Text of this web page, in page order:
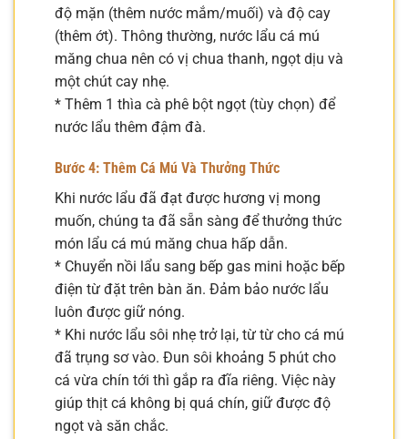
độ mặn (thêm nước mắm/muối) và độ cay
(thêm ớt). Thông thường, nước lẩu cá mú
măng chua nên có vị chua thanh, ngọt dịu và
một chút cay nhẹ.
* Thêm 1 thìa cà phê bột ngọt (tùy chọn) để
nước lẩu thêm đậm đà.
Bước 4: Thêm Cá Mú Và Thưởng Thức
Khi nước lẩu đã đạt được hương vị mong
muốn, chúng ta đã sẵn sàng để thưởng thức
món lẩu cá mú măng chua hấp dẫn.
* Chuyển nồi lẩu sang bếp gas mini hoặc bếp
điện từ đặt trên bàn ăn. Đảm bảo nước lẩu
luôn được giữ nóng.
* Khi nước lẩu sôi nhẹ trở lại, từ từ cho cá mú
đã trụng sơ vào. Đun sôi khoảng 5 phút cho
cá vừa chín tới thì gắp ra đĩa riêng. Việc này
giúp thịt cá không bị quá chín, giữ được độ
ngọt và săn chắc.